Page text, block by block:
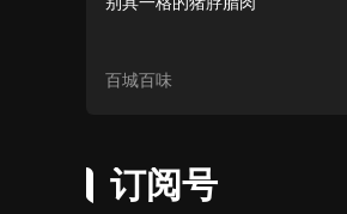
百城百味
订阅号